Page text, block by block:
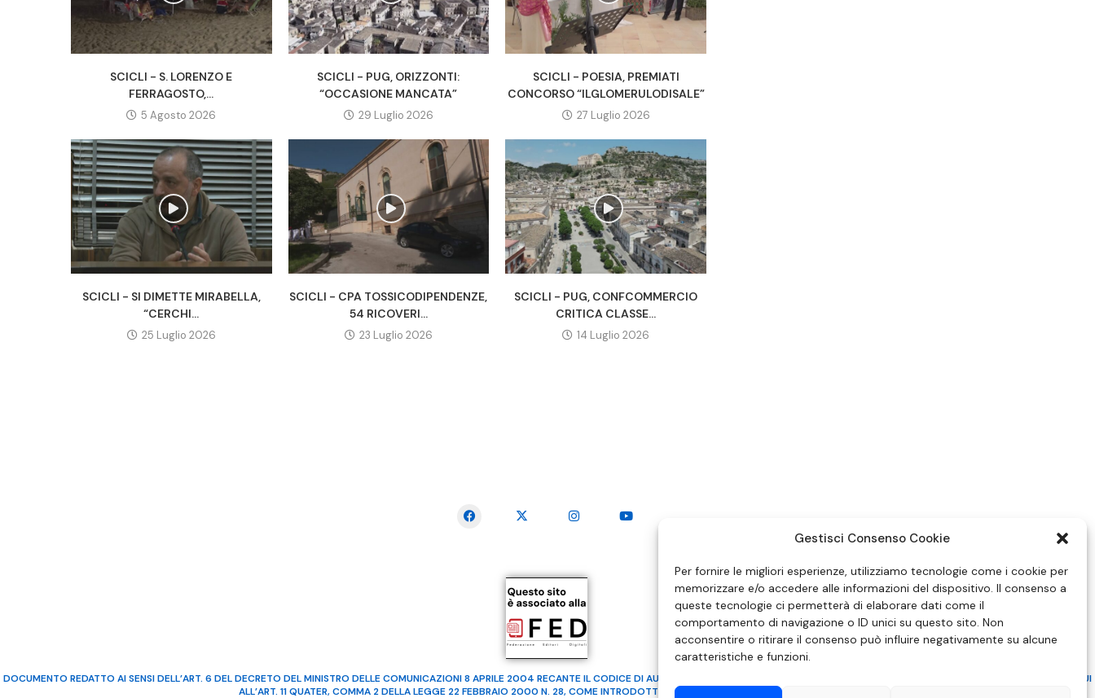
Gestisci Consenso Cookie
Per fornire le migliori esperienze, utilizziamo tecnologie come i cookie per
memorizzare e/o accedere alle informazioni del dispositivo. Il consenso a
queste tecnologie ci permetterà di elaborare dati come il
comportamento di navigazione o ID unici su questo sito. Non
acconsentire o ritirare il consenso può influire negativamente su alcune
caratteristiche e funzioni.
SCICLI - S. LORENZO E
FERRAGOSTO,...
5 Agosto 2026
SCICLI - PUG, ORIZZONTI:
“OCCASIONE MANCATA”
29 Luglio 2026
SCICLI - POESIA, PREMIATI
CONCORSO “ILGLOMERULODISALE”
27 Luglio 2026
SCICLI - SI DIMETTE MIRABELLA,
“CERCHI...
25 Luglio 2026
SCICLI - CPA TOSSICODIPENDENZE,
54 RICOVERI...
23 Luglio 2026
SCICLI - PUG, CONFCOMMERCIO
CRITICA CLASSE...
14 Luglio 2026
DOCUMENTO REDATTO AI SENSI DELL’ART. 6 DEL DECRETO DEL MINISTRO DELLE COMUNICAZIONI 8 APRILE 2004 RECANTE IL CODICE DI AUTOREGOLAMENTAZIONE IN MATERIA DI ATTUAZIONE DEL PRINCIPIO DEL PLURALISMO, DI CUI
ALL’ART. 11 QUATER, COMMA 2 DELLA LEGGE 22 FEBBRAIO 2000 N. 28, COME INTRODOTTO DALLA LEGGE 6 NOVEMBRE 2003, N. 313